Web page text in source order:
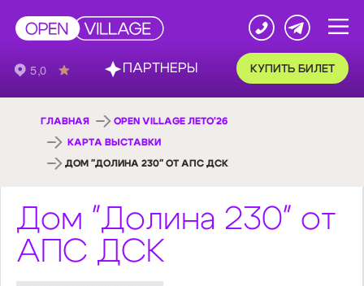
КУПИТЬ БИЛЕТ
ГЛАВНАЯ OPEN VILLAGE ЛЕТО'26
КАРТА ВЫСТАВКИ
ДОМ "ДОЛИНА 230" ОТ АПС ДСК
Дом "Долина 230" от
АПС ДСК